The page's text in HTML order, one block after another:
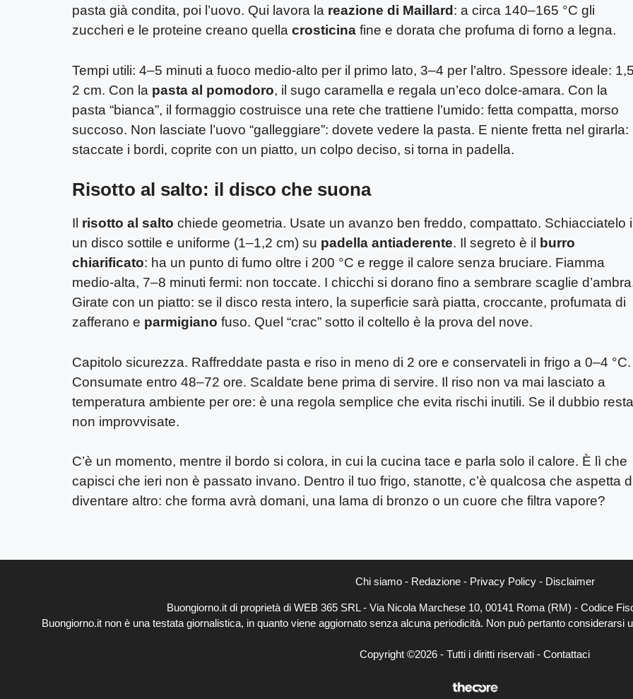
pasta già condita, poi l’uovo. Qui lavora la reazione di Maillard : a circa 140–165 °C gli
zuccheri e le proteine creano quella crosticina fine e dorata che profuma di forno a legna.
Tempi utili: 4–5 minuti a fuoco medio-alto per il primo lato, 3–4 per l’altro. Spessore ideale:
2 cm. Con la pasta al pomodoro, il sugo caramella e regala un’eco dolce-amara. Con la
pasta “bianca”, il formaggio costruisce una rete che trattiene l’umido: fetta compatta, morso
succoso. Non lasciate l’uovo “galleggiare”: dovete vedere la pasta. E niente fretta nel girarla:
staccate i bordi, coprite con un piatto, un colpo deciso, si torna in padella.
Risotto al salto: il disco che suona
Il risotto al salto chiede geometria. Usate un avanzo ben freddo, compattato. Schiacciatelo
un disco sottile e uniforme (1–1,2 cm) su padella antiaderente. Il segreto è il
burro
chiarificato: ha un punto di fumo oltre i 200 °C e regge il calore senza bruciare. Fiamma
medio-alta, 7–8 minuti fermi: non toccate. I chicchi si dorano fino a sembrare scaglie
Girate con un piatto: se il disco resta intero, la superficie sarà piatta, croccante, profumata di
zafferano e parmigiano fuso. Quel “crac” sotto il coltello è la prova del nove.
Capitolo sicurezza. Raffreddate pasta e riso in meno di 2 ore e conservateli in frigo a 0–4 °C.
Consumate entro 48–72 ore. Scaldate bene prima di servire. Il riso non va mai lasciato a
temperatura ambiente per ore: è una regola semplice che evita rischi inutili. Se il dubbio
non improvvisate.
C’è un momento, mentre il bordo si colora, in cui la cucina tace e parla solo il calore. È lì che
capisci che ieri non è passato invano. Dentro il tuo frigo, stanotte, c’è qualcosa che aspetta
diventare altro: che forma avrà domani, una lama di bronzo o un cuore che filtra vapore?
Chi siamo- Redazione- Privacy Policy- Disclaimer
Buongiorno.it di proprietà di WEB 365 SRL - Via Nicola Marchese 10, 00141 Roma (RM) - Codice
Buongiorno.it non è una testata giornalistica, in quanto viene aggiornato senza alcuna periodicità. Non può pertanto considerarsi
Copyright ©2026 - Tutti i diritti riservati - Contattaci